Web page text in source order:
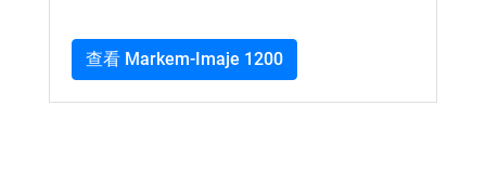
查看 Markem-Imaje 1200